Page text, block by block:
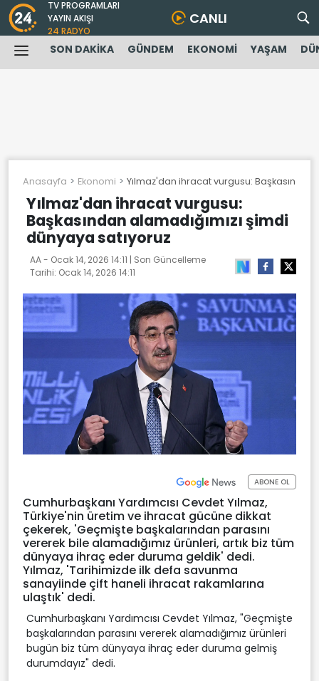
TV PROGRAMLARI
YAYIN AKIŞI
24 RADYO
CANLI
SON DAKİKA GÜNDEM EKONOMİ YAŞAM
Anasayfa Ekonomi Yılmaz'dan ihracat vurgusu: Başkasından
Yılmaz'dan ihracat vurgusu:
Başkasından alamadığımızı şimdi
dünyaya satıyoruz
AA - Ocak 14, 2026 14:11 | Son Güncelleme
Tarihi: Ocak 14, 2026 14:11
ABONE OL
Cumhurbaşkanı Yardımcısı Cevdet Yılmaz,
Türkiye'nin üretim ve ihracat gücüne dikkat
çekerek, 'Geçmişte başkalarından parasını
vererek bile alamadığımız ürünleri, artık biz tüm
dünyaya ihraç eder duruma geldik' dedi.
Yılmaz, 'Tarihimizde ilk defa savunma
sanayiinde çift haneli ihracat rakamlarına
ulaştık' dedi.
Cumhurbaşkanı Yardımcısı Cevdet Yılmaz, "Geçmişte
başkalarından parasını vererek alamadığımız ürünleri
bugün biz tüm dünyaya ihraç eder duruma gelmiş
durumdayız" dedi.